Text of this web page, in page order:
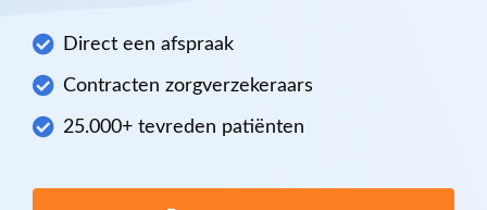
Direct een afspraak
Contracten zorgverzekeraars
25.000+ tevreden patiënten